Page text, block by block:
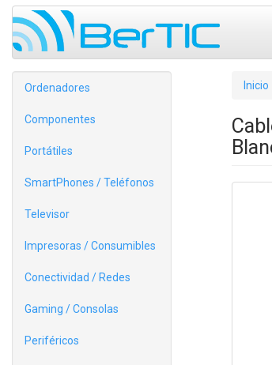
Ordenadores
Componentes
Portátiles
SmartPhones / Teléfonos
Televisor
Impresoras / Consumibles
Conectividad / Redes
Gaming / Consolas
Periféricos
Inicio